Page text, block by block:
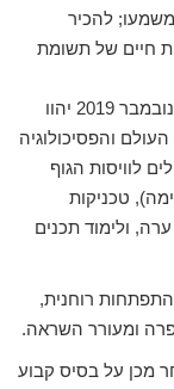
משמעו; להכיר
חיים של תשומת
סדרת מפגשי ההעמקה שתתקיים החל מחודש נובמבר 2019 יהוו
והפסיכולוגיה
לוויסות הגוף
טכניקות
ולימוד תכנים
רוחנית,
ומעורר השראה.
מכן על בסיס קבוע